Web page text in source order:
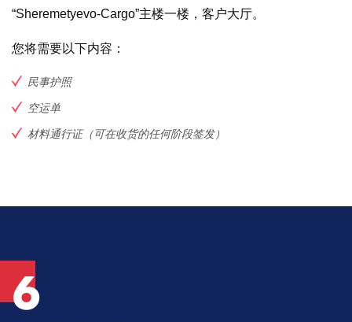
“Sheremetyevo-Cargo”主楼一楼，客户大厅。
您将需要以下内容：
民事护照
空运单
材料通行证（可在收货的任何阶段签发）
6